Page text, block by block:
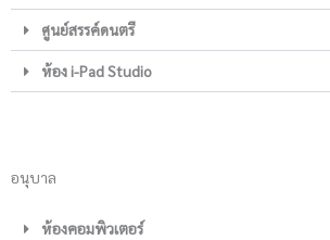
ศูนย์สรรค์ดนตรี
ห้อง i-Pad Studio
อนุบาล
ห้องคอมพิวเตอร์